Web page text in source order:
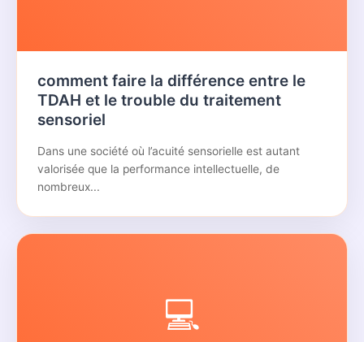
comment faire la différence entre le
TDAH et le trouble du traitement
sensoriel
Dans une société où l’acuité sensorielle est autant
valorisée que la performance intellectuelle, de
nombreux...
💻